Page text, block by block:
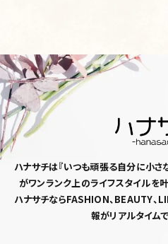
ハナサチは『いつも頑張る自分に小さ
がワンランク上のライフスタイルを
ハナサチならFASHION、BEAUTY、
報がリアルタイム